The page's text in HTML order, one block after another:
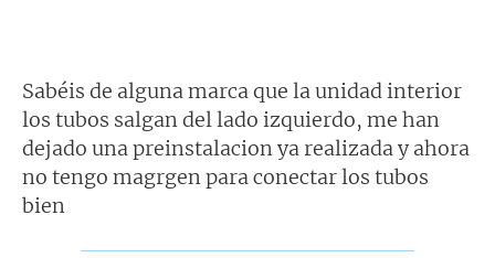
Sabéis de alguna marca que la unidad interior
los tubos salgan del lado izquierdo, me han
dejado una preinstalacion ya realizada y ahora
no tengo magrgen para conectar los tubos
bien